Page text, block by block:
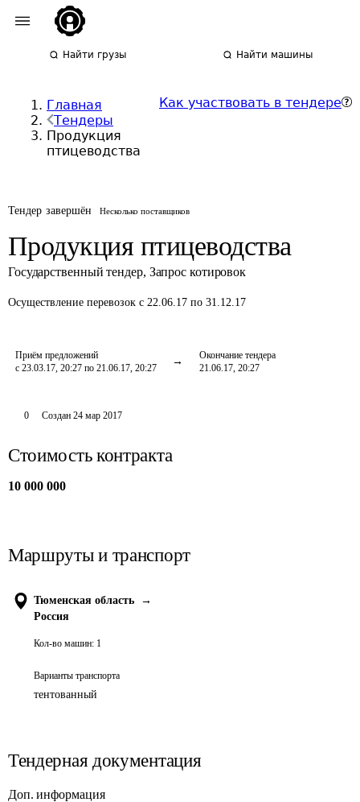
Найти грузы Найти машины
Главная
Тендеры
Продукция
птицеводства
Как участвовать в тендере
Тендер завершён Несколько поставщиков
Продукция птицеводства
Государственный тендер, Запрос котировок
Осуществление перевозок с 22.06.17 по 31.12.17
Приём предложений
с 23.03.17, 20:27 по 21.06.17, 20:27
Окончание тендера
21.06.17, 20:27
0 Создан 24 мар 2017
Стоимость контракта
10 000 000
Маршруты и транспорт
Тюменская область
→
Россия
Кол-во машин: 1
Варианты транспорта
тентованный
Тендерная документация
Доп. информация